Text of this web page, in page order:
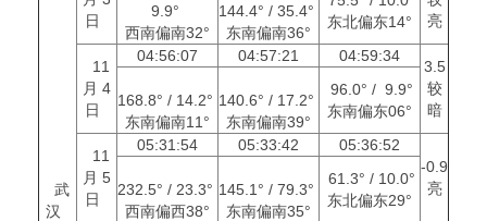
武
汉
日
亮
9.9°
西南偏南32°
144.4° / 35.4°
东南偏南36°
东北偏东14°
11
月 4
日
04:56:07 04:57:21 04:59:34
3.5
较
暗
168.8° / 14.2°
东南偏南11°
140.6° / 17.2°
东南偏南39°
96.0° / 9.9°
东南偏东06°
11
月 5
日
05:31:54 05:33:42
05:36:52
-0.9
亮
232.5° / 23.3°
西南偏西38°
145.1° / 79.3°
东南偏南35°
61.3° / 10.0°
东北偏东29°